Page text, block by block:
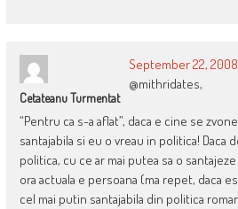
Cetateanu Turmentat
September 22, 2008
@mithridates,
“Pentru ca s-a aflat”, daca e cine se
santajabila si eu o vreau in politica! Daca
politica, cu ce ar mai putea sa o
ora actuala e persoana (ma repet, daca
cel mai putin santajabila din politica